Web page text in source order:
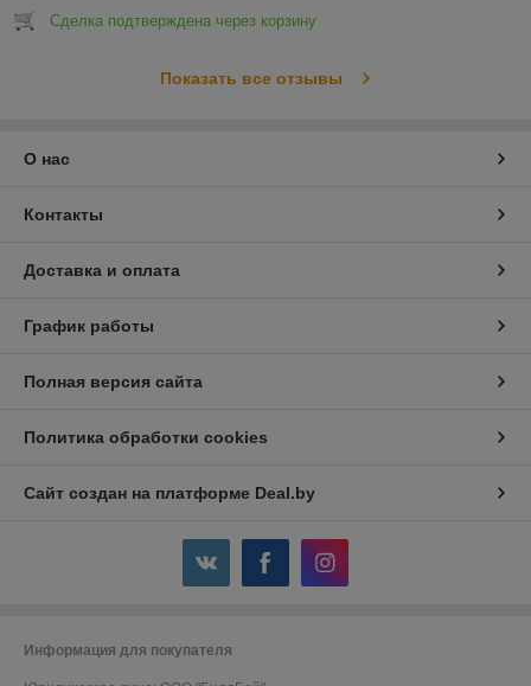
Сделка подтверждена через корзину
Показать все отзывы
О нас
Контакты
Доставка и оплата
График работы
Полная версия сайта
Политика обработки cookies
Сайт создан на платформе Deal.by
Информация для покупателя